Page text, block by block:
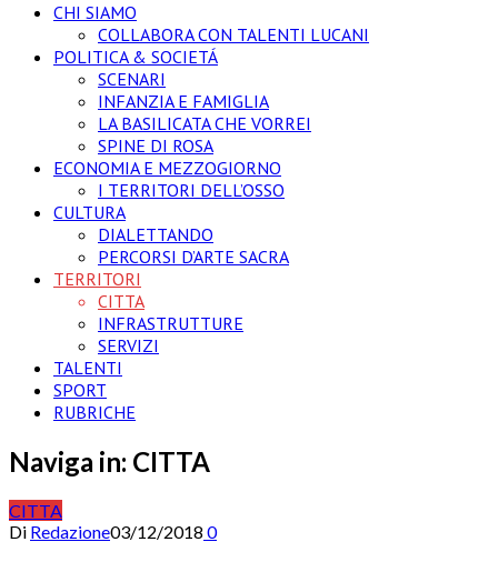
CHI SIAMO
COLLABORA CON TALENTI LUCANI
POLITICA & SOCIETÁ
SCENARI
INFANZIA E FAMIGLIA
LA BASILICATA CHE VORREI
SPINE DI ROSA
ECONOMIA E MEZZOGIORNO
I TERRITORI DELL’OSSO
CULTURA
DIALETTANDO
PERCORSI D’ARTE SACRA
TERRITORI
CITTA
INFRASTRUTTURE
SERVIZI
TALENTI
SPORT
RUBRICHE
Naviga in: CITTA
CITTA
Di Redazione03/12/2018 0